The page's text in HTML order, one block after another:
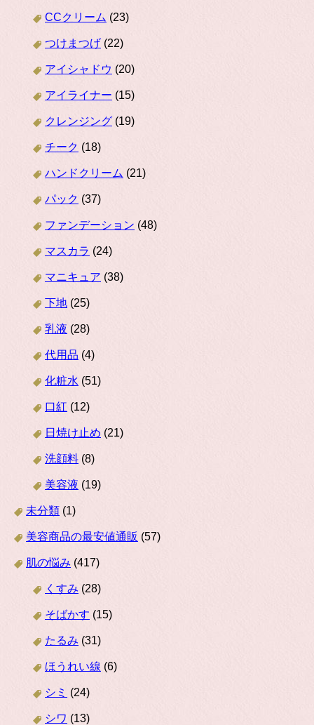
CCクリーム (23)
つけまつげ(22)
アイシャドウ (20)
アイライナー (15)
クレンジング (19)
チーク (18)
ハンドクリーム (21)
パック (37)
ファンデーション (48)
マスカラ (24)
マニキュア (38)
下地 (25)
乳液 (28)
代用品 (4)
化粧水 (51)
口紅 (12)
日焼け止め (21)
洗顔料 (8)
美容液 (19)
未分類 (1)
美容商品の最安値通販 (57)
肌の悩み (417)
くすみ (28)
そばかす (15)
たるみ (31)
ほうれい線 (6)
シミ (24)
シワ (13)